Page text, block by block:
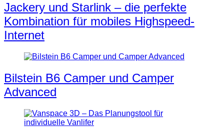
Jackery und Starlink – die perfekte
Kombination für mobiles Highspeed-
Internet
Bilstein B6 Camper und Camper
Advanced